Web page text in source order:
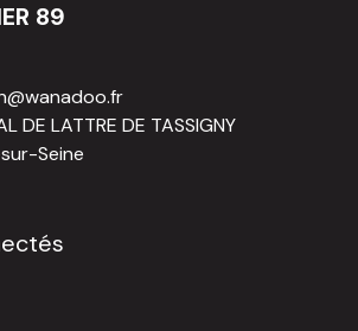
89
DE LATTRE DE TASSIGNY
Seine